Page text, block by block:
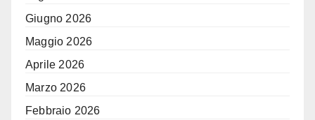
Giugno 2026
Maggio 2026
Aprile 2026
Marzo 2026
Febbraio 2026